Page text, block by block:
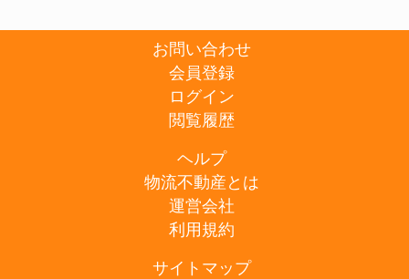
お問い合わせ
会員登録
ログイン
閲覧履歴
ヘルプ
物流不動産とは
運営会社
利用規約
サイトマップ